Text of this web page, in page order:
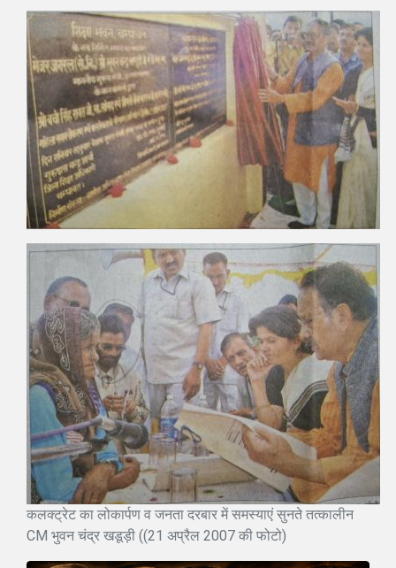
कलक्ट्रेट का लोकार्पण व जनता दरबार में समस्याएं सुनते तत्कालीन
CM भुवन चंद्र खडूड़ी ((21 अप्रैल 2007 की फोटो)